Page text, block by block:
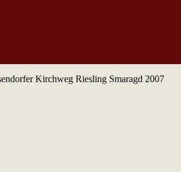
Kirchweg Riesling Smaragd 2007